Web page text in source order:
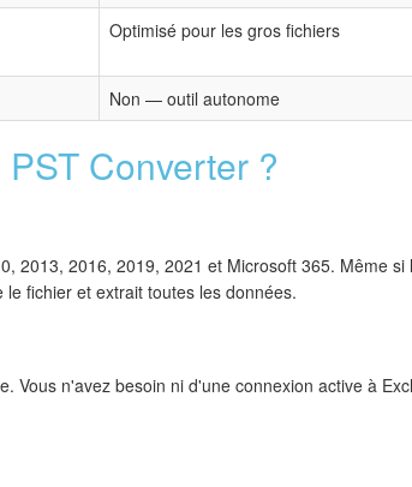
Optimisé pour les gros fichiers
Non — outil autonome
Converter ?
2013, 2016, 2019, 2021 et Microsoft 365. Même si
fichier et extrait toutes les données.
Vous n'avez besoin ni d'une connexion active à